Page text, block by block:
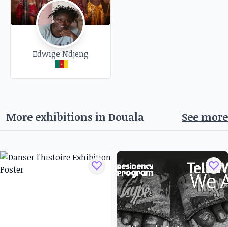
Edwige Ndjeng
More exhibitions in Douala See more